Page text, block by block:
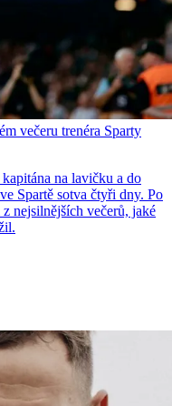
večeru trenéra Sparty
na lavičku a do
Spartě sotva čtyři dny. Po
nejsilnějších večerů, jaké